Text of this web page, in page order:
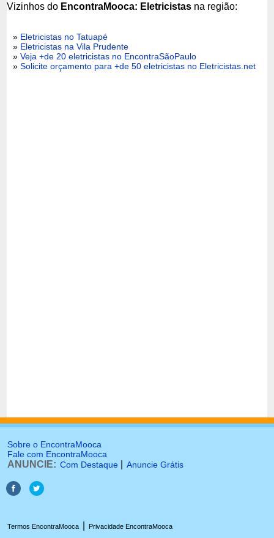
Vizinhos do EncontraMooca: Eletricistas na região:
» Eletricistas no Tatuapé
» Eletricistas na Vila Prudente
»Veja +de 20 eletricistas no EncontraSãoPaulo
»Solicite orçamento para +de 50 eletricistas no Eletricistas.net
Sobre o EncontraMooca
Fale com EncontraMooca
ANUNCIE: Com Destaque Anuncie Grátis
Termos EncontraMooca Privacidade EncontraMooca